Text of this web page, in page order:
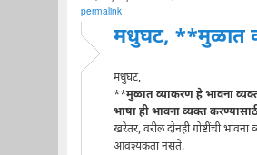
permalink
मधुघट, **मुळात
मधुघट,
**मुळात व्याकरण हे भावना
भाषा ही भावना व्यक्त
खरेतर, वरील दोनही गोष्टींची भावना
आवश्यकता नसते.